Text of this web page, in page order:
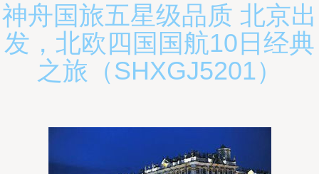
神舟国旅五星级品质 北京出
发，北欧四国国航10日经典
之旅（SHXGJ5201）